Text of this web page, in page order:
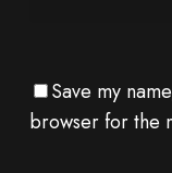
Save my
browser for the